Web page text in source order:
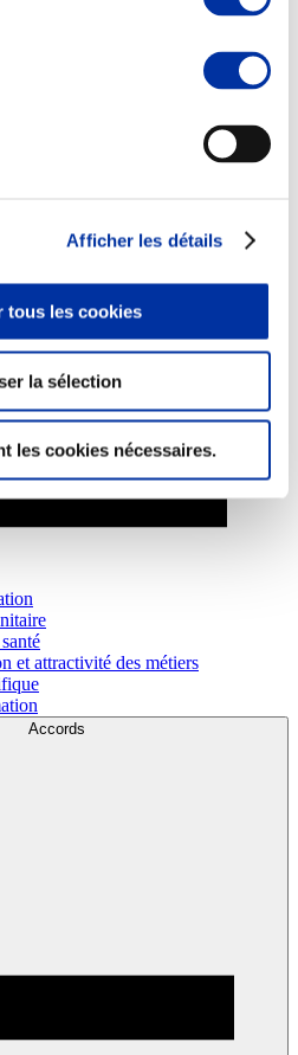
Afficher les détails
tous les cookies
la sélection
les cookies nécessaires.
et attractivité des métiers
Accords